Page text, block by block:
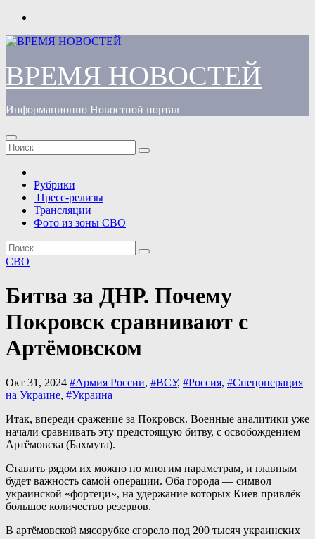
Перейти
содержимому
ВРЕМЯ НОВОСТЕЙ
Информационно Новостной портал
Рубрики
Пресс-релизы
Трансляции
Фото из зоны СВО
СВО
Битва за ДНР. Почему
Покровск сравнивают с
Артёмовском
Окт 31, 2024 #Армия России, #ВСУ, #Россия, #Спецоперация
на Украине, #Украина
Итак, впереди сражение за Покровск. Военные аналитики уже
начали сравнивать эту предстоящую битву, с освобождением
Артёмовска (Бахмута).
Ставить рядом их можно по многим параметрам, и главным
будет важность самой операции. Оба города — символ
украинской «фортеци», на удержание которых Киев привлёк
большое количество резервов.
В артёмовской мясорубке сгорело под 200 тысяч украинских